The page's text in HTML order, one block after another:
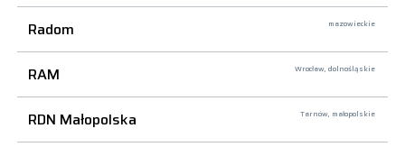
Radom mazowieckie
RAM Wrocław, dolnośląskie
RDN Małopolska Tarnów, małopolskie